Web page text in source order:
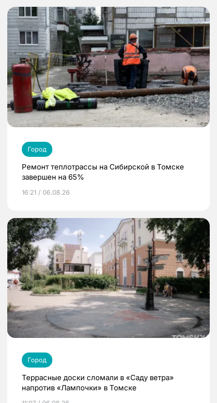
Город
Ремонт теплотрассы на Сибирской в Томске
завершен на 65%
16:21 / 06.08.26
Город
Террасные доски сломали в «Саду ветра»
напротив «Лампочки» в Томске